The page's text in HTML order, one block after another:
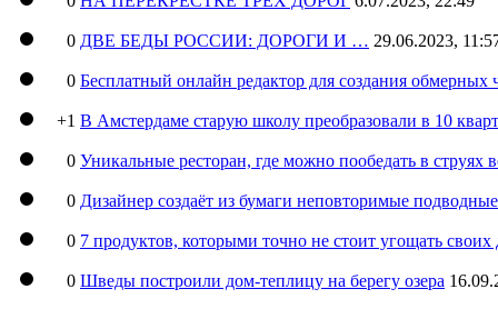
0 ДВЕ БЕДЫ РОССИИ: ДОРОГИ И … 29.06.2023,
0 Бесплатный онлайн редактор для создания обмерных
+1 В Амстердаме старую школу преобразовали в 10
0 Уникальные ресторан, где можно пообедать в струях
0 Дизайнер создаёт из бумаги неповторимые
0 7 продуктов, которыми точно не стоит угощать
0 Шведы построили дом-теплицу на берегу озера